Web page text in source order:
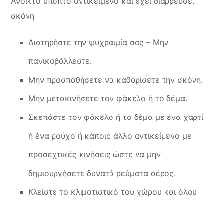
σκόνη
Διατηρήστε την ψυχραιμία σας – Μην
πανικοβάλλεστε.
Μην προσπαθήσετε να καθαρίσετε την σκόνη.
Μην μετακινήσετε τον φάκελο ή το δέμα.
Σκεπάστε τον φάκελο ή το δέμα με ένα χαρτί
ή ένα ρούχο ή κάποιο άλλο αντικείμενο με
προσεχτικές κινήσεις ώστε να μην
δημιουργήσετε δυνατά ρεύματα αέρος.
Κλείστε το κλιματιστικό του χώρου και όλου